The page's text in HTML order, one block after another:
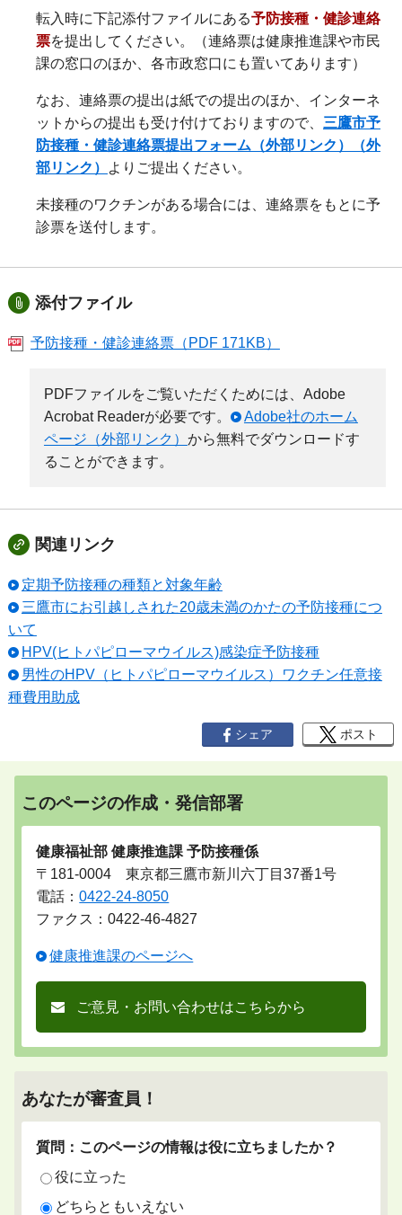
転入時に下記添付ファイルにある予防接種・健診連絡
票を提出してください。（連絡票は健康推進課や市民
課の窓口のほか、各市政窓口にも置いてあります）
なお、連絡票の提出は紙での提出のほか、インターネ
ットからの提出も受け付けておりますので、 三鷹市予
防接種・健診連絡票提出フォーム（外部リンク）（外
部リンク）
よりご提出ください。
未接種のワクチンがある場合には、連絡票をもとに予
診票を送付します。
添付ファイル
予防接種・健診連絡票（PDF 171KB）
PDFファイルをご覧いただくためには、Adobe
Acrobat Readerが必要です。
Adobe社のホーム
ページ（外部リンク） から無料でダウンロードす
ることができます。
関連リンク
定期予防接種の種類と対象年齢
三鷹市にお引越しされた20歳未満のかたの予防接種につ
いて
HPV(ヒトパピローマウイルス)感染症予防接種
男性のHPV（ヒトパピローマウイルス）ワクチン任意接
種費用助成
シェア ポスト
このページの作成・発信部署
健康福祉部 健康推進課 予防接種係
〒181-0004 東京都三鷹市新川六丁目37番1号
電話：0422-24-8050
ファクス：0422-46-4827
健康推進課のページへ
ご意見・お問い合わせはこちらから
あなたが審査員！
質問：このページの情報は役に立ちましたか？
役に立った
どちらともいえない